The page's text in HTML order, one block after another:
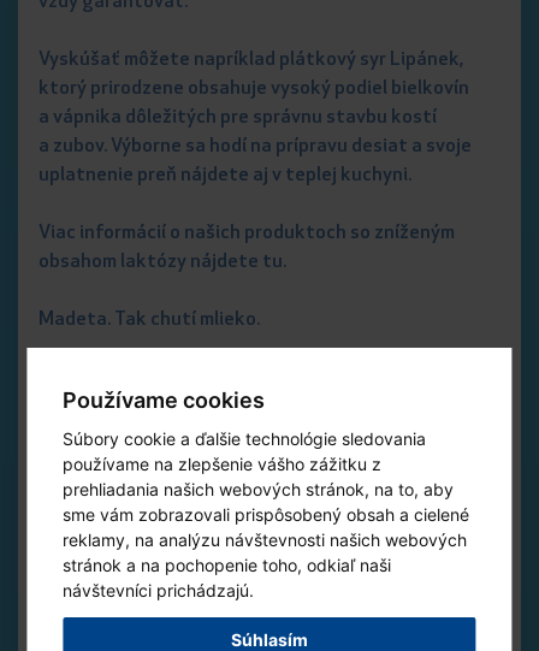
Používame cookies
Súbory cookie a ďalšie technológie sledovania
používame na zlepšenie vášho zážitku z
prehliadania našich webových stránok, na to, aby
sme vám zobrazovali prispôsobený obsah a cielené
reklamy, na analýzu návštevnosti našich webových
stránok a na pochopenie toho, odkiaľ naši
návštevníci prichádzajú.
Súhlasím
Vyskúšať môžete napríklad plátkový syr Lipánek,
ktorý prirodzene obsahuje vysoký podiel bielkovín
a vápnika dôležitých pre správnu stavbu kostí
a zubov. Výborne sa hodí na prípravu desiat a svoje
uplatnenie preň nájdete aj v teplej kuchyni.
Viac informácií o našich produktoch so zníženým
obsahom laktózy nájdete tu.
Madeta. Tak chutí mlieko.
Tlačiť článok
Poslať na e-mail